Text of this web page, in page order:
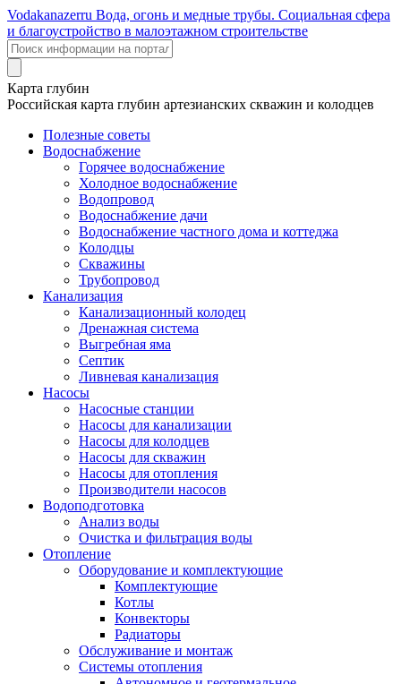
Vodakanazerru Вода, огонь и медные трубы. Социальная сфера
и благоустройство в малоэтажном строительстве
Карта глубин
Российская карта глубин артезианских скважин и колодцев
Полезные советы
Водоснабжение
Горячее водоснабжение
Холодное водоснабжение
Водопровод
Водоснабжение дачи
Водоснабжение частного дома и коттеджа
Колодцы
Скважины
Трубопровод
Канализация
Канализационный колодец
Дренажная система
Выгребная яма
Септик
Ливневая канализация
Насосы
Насосные станции
Насосы для канализации
Насосы для колодцев
Насосы для скважин
Насосы для отопления
Производители насосов
Водоподготовка
Анализ воды
Очистка и фильтрация воды
Отопление
Оборудование и комплектующие
Комплектующие
Котлы
Конвекторы
Радиаторы
Обслуживание и монтаж
Системы отопления